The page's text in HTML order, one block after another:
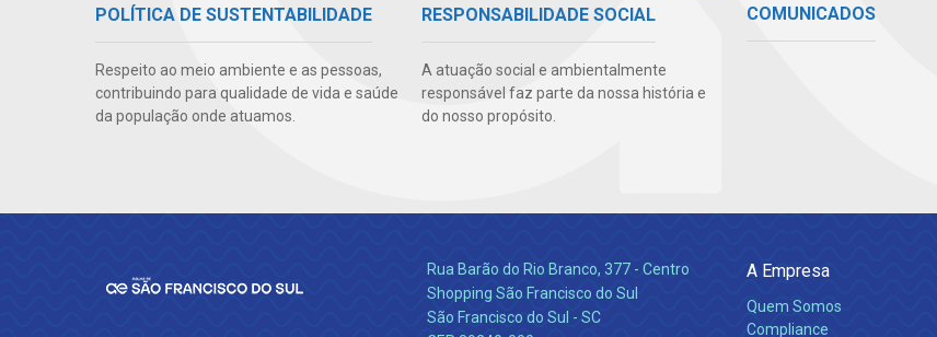
POLÍTICA DE SUSTENTABILIDADE
Respeito ao meio ambiente e as pessoas,
contribuindo para qualidade de vida e saúde
da população onde atuamos.
RESPONSABILIDADE SOCIAL
A atuação social e ambientalmente
responsável faz parte da nossa história e
do nosso propósito.
COMUNICADOS
Rua Barão do Rio Branco, 377 - Centro
Shopping São Francisco do Sul
São Francisco do Sul - SC
A Empresa
Quem Somos
Compliance